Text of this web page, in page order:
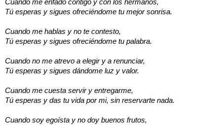
Cuando me enfado contigo y con los hermanos,
Tú esperas y sigues ofreciéndome tu mejor sonrisa.
Cuando me hablas y no te contesto,
Tú esperas y sigues ofreciéndome tu palabra.
Cuando no me atrevo a elegir y a renunciar,
Tú esperas y sigues dándome luz y valor.
Cuando me cuesta servir y entregarme,
Tú esperas y das tu vida por mi, sin reservarte nada.
Cuando soy egoísta y no doy buenos frutos,